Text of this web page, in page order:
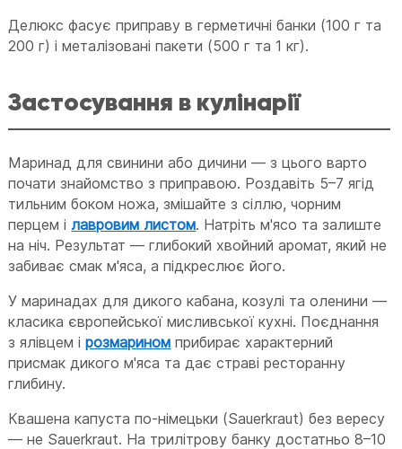
Делюкс фасує приправу в герметичні банки (100 г та
200 г) і металізовані пакети (500 г та 1 кг).
Застосування в кулінарії
Маринад для свинини або дичини — з цього варто
почати знайомство з приправою. Роздавіть 5–7 ягід
тильним боком ножа, змішайте з сіллю, чорним
перцем і лавровим листом. Натріть м'ясо та залиште
на ніч. Результат — глибокий хвойний аромат, який не
забиває смак м'яса, а підкреслює його.
У маринадах для дикого кабана, козулі та оленини —
класика європейської мисливської кухні. Поєднання
з ялівцем ірозмарином прибирає характерний
присмак дикого м'яса та дає страві ресторанну
глибину.
Квашена капуста по-німецьки (Sauerkraut) без вересу
— не Sauerkraut. На трилітрову банку достатньо 8–10